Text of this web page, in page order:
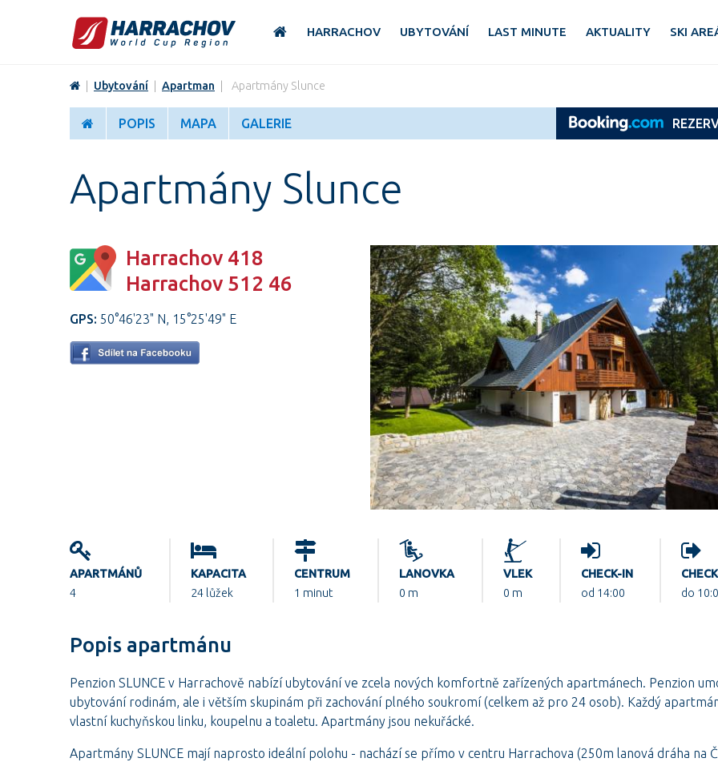
HARRACHOV UBYTOVÁNÍ LAST MINUTE AKTUALITY SKI
Ubytování Apartman Apartmány Slunce
POPIS MAPA GALERIE
Apartmány Slunce
Harrachov 418
Harrachov 512 46
GPS: 50°46'23" N, 15°25'49" E
APARTMÁNŮ
4
KAPACITA
24 lůžek
CENTRUM
1 minut
LANOVKA
0 m
VLEK
0 m
CHECK-IN
od 14:00
do
Popis apartmánu
Penzion SLUNCE v Harrachově nabízí ubytování ve zcela nových komfortně zařízených apartmánech. Penzion
ubytování rodinám, ale i větším skupinám při zachování plného soukromí (celkem až pro 24 osob). Každý
vlastní kuchyňskou linku, koupelnu a toaletu. Apartmány jsou nekuřácké.
Apartmány SLUNCE mají naprosto ideální polohu - nachází se přímo v centru Harrachova (250m lanová dráha na